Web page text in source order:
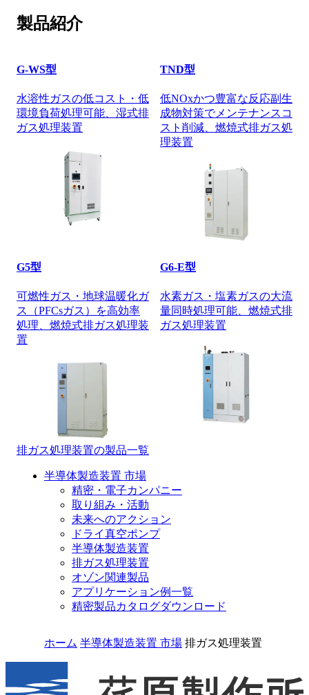
製品紹介
G-WS型
水溶性ガスの低コスト・低
環境負荷処理可能、湿式排
ガス処理装置
TND型
低NOxかつ豊富な反応副生
成物対策でメンテナンスコ
スト削減、燃焼式排ガス処
理装置
G5型
可燃性ガス・地球温暖化ガ
ス（PFCsガス）を高効率
処理、燃焼式排ガス処理装
置
G6-E型
水素ガス・塩素ガスの大流
量同時処理可能、燃焼式排
ガス処理装置
排ガス処理装置の製品一覧
半導体製造装置 市場
精密・電子カンパニー
取り組み・活動
未来へのアクション
ドライ真空ポンプ
半導体製造装置
排ガス処理装置
オゾン関連製品
アプリケーション例一覧
精密製品カタログダウンロード
ホーム 半導体製造装置 市場 排ガス処理装置